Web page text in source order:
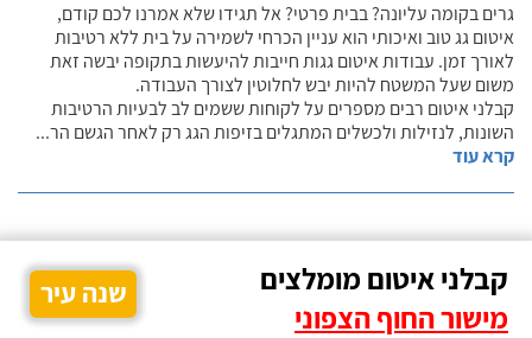
גרים בקומה עליונה? בבית פרטי? אל תגידו שלא אמרנו לכם קודם,
איטום גג טוב ואיכותי הוא עניין הכרחי לשמירה על בית ללא רטיבות
לאורך זמן. עבודות איטום גגות חייבות להיעשות בתקופה יבשה זאת
משום שעל המשטח להיות יבש לחלוטין לצורך העבודה.
קבלני איטום רבים מספרים על לקוחות ששמים לב לבעיות הרטיבות
השונות, לנזילות ולכשלים המתגלים בזיפות הגג רק לאחר הגשם הר...
קרא עוד
קבלני איטום מומלצים
מישור החוף הצפוני
שנה עיר